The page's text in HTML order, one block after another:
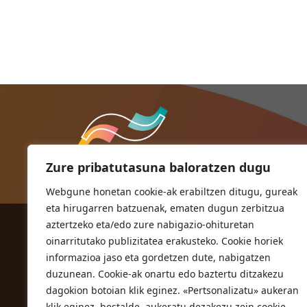
Zure pribatutasuna baloratzen dugu
Webgune honetan cookie-ak erabiltzen ditugu, gureak
eta hirugarren batzuenak, ematen dugun zerbitzua
aztertzeko eta/edo zure nabigazio-ohituretan
oinarritutako publizitatea erakusteko. Cookie horiek
informazioa jaso eta gordetzen dute, nabigatzen
duzunean. Cookie-ak onartu edo baztertu ditzakezu
dagokion botoian klik eginez. «Pertsonalizatu» aukeran
ORIOKO UDALA
Herriko plaza,1
20810 Orio (Gipuzkoa)
T. 943 83 03 46